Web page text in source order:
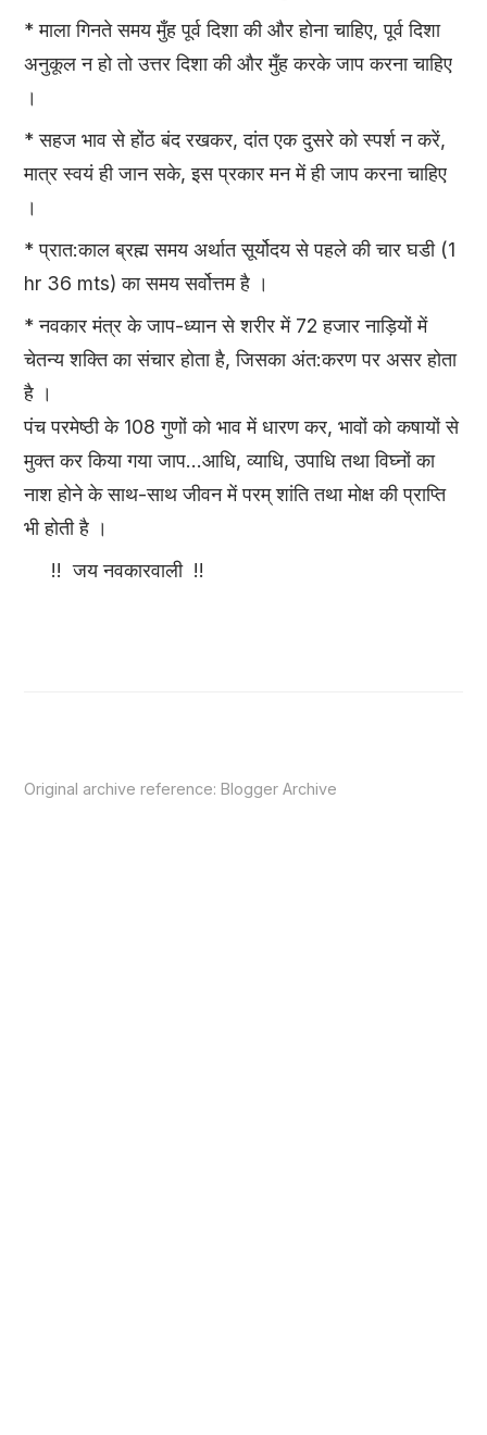
* माला गिनते समय मुँह पूर्व दिशा की और होना चाहिए, पूर्व दिशा
अनुकूल न हो तो उत्तर दिशा की और मुँह करके जाप करना चाहिए
।
* सहज भाव से होंठ बंद रखकर, दांत एक दुसरे को स्पर्श न करें,
मात्र स्वयं ही जान सके, इस प्रकार मन में ही जाप करना चाहिए
।
* प्रात:काल ब्रह्म समय अर्थात सूर्योदय से पहले की चार घडी (1
hr 36 mts) का समय सर्वोत्तम है ।
* नवकार मंत्र के जाप-ध्यान से शरीर में 72 हजार नाड़ियों में
चेतन्य शक्ति का संचार होता है, जिसका अंत:करण पर असर होता
है ।
पंच परमेष्ठी के 108 गुणों को भाव में धारण कर, भावों को कषायों से
मुक्त कर किया गया जाप...आधि, व्याधि, उपाधि तथा विघ्नों का
नाश होने के साथ-साथ जीवन में परम् शांति तथा मोक्ष की प्राप्ति
भी होती है ।
!! जय नवकारवाली !!
Original archive reference:Blogger Archive